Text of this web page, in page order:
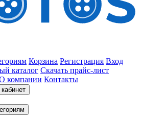
Корзина Регистрация Вход
каталог Скачать прайс-лист
компании Контакты